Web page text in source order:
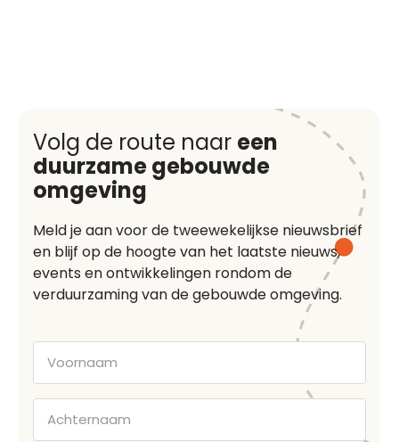
Volg de route naar een
duurzame gebouwde
omgeving
Meld je aan voor de tweewekelijkse nieuwsbrief
en blijf op de hoogte van het laatste nieuws,
events en ontwikkelingen rondom de
verduurzaming van de gebouwde omgeving.
Voornaam
Achternaam